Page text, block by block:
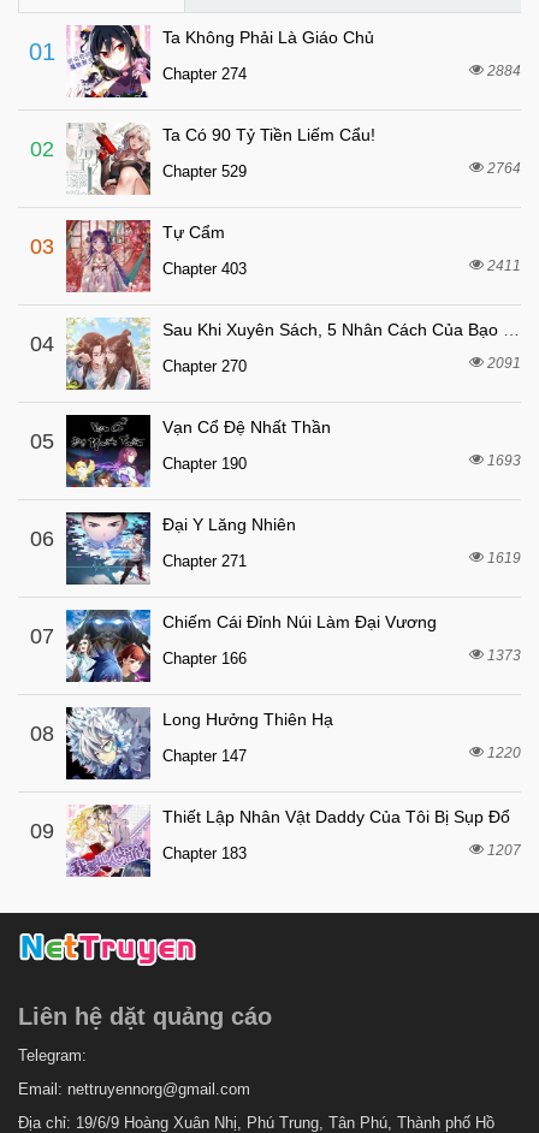
Chapter 109
Chapter 108
Chapter 107
Chapter 106 7 tháng trước
Chapter 105
Chapter 104
Chapter 103
Chapter 102 7 tháng trước
Chapter 101 7 tháng trước
Chapter 100
Chapter 99 7 tháng trước
Chapter 98
Chapter 97 7 tháng trước
Chapter 96
Chapter 95
Chapter 94 7 tháng trước
Chapter 93
Chapter 92.5 4 tháng trước
Chapter 92.1
Chapter 92
Chapter 91 7 tháng trước
Chapter 90
Chapter 88
Chapter 86 7 tháng trước
Chapter 85
Chapter 84
01
Ta Không Phải Là Giáo Chủ
Chapter 274 2884
02
Ta Có 90 Tỷ Tiền Liếm Cẩu!
Chapter 529 2764
03
Tự Cẩm
Chapter 403 2411
04
Chapter 270 2091
05
Vạn Cổ Đệ Nhất Thần
Chapter 190 1693
06
Đại Y Lăng Nhiên
Chapter 271 1619
07
Chiếm Cái Đỉnh Núi Làm Đại Vương
Chapter 166 1373
08
Long Hưởng Thiên Hạ
Chapter 147 1220
09
Thiết Lập Nhân Vật Daddy Của Tôi Bị Sụp Đổ
Chapter 183 1207
Liên hệ dặt quảng cáo
Telegram:
Email: nettruyennorg@gmail.com
Địa chỉ: 19/6/9 Hoàng Xuân Nhị, Phú Trung, Tân Phú, Thành phố Hồ